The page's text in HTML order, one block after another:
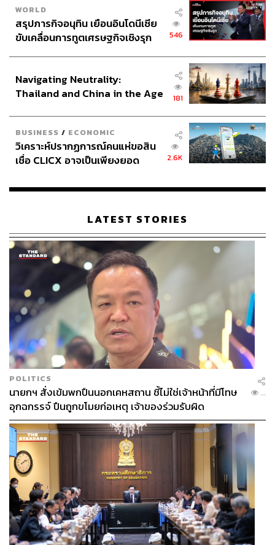
WORLD
สรุปภารกิจอนุทิน เยือนอินโดนีเซีย
ขับเคลื่อนการทูตเศรษฐกิจเชิงรุก
546
Navigating Neutrality:
Thailand and China in the Age
181
BUSINESS / ECONOMIC
วิเคราะห์ปรากฏการณ์คนแห่ขอสิน
เชื่อ CLICX อาจเป็นเพียงยอด
เรือนไทยที่ถูกซุกไว้
2.6K
LATEST STORIES
POLITICS
นายกฯ สั่งเข้มพกปืนนอกเคหสถาน ชี้ไม่ใช่เจ้าหน้าที่มีโทษ
อุกฉกรรจ์ ปืนถูกขโมยก่อเหตุ เจ้าของร่วมรับผิด
...